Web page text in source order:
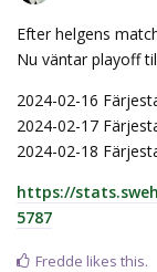
Efter helgens
Nu väntar playoff
2024-02-16
2024-02-17
2024-02-18
https://
5787
Fredde likes this.